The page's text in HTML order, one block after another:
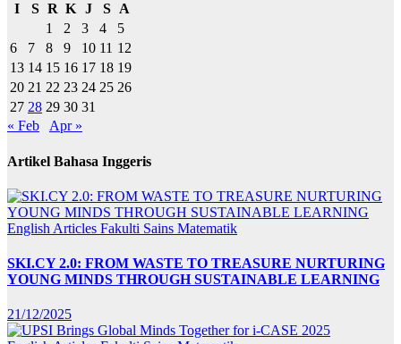
I
S R K J S
A
1
2 3 4
5
6
7 8 9 10 11 12
13 14 15 16 17 18 19
20 21 22 23 24 25 26
27 28 29 30 31
« Feb
Apr »
Artikel Bahasa Inggeris
English Articles Fakulti Sains Matematik
SKI.CY 2.0: FROM WASTE TO TREASURE NURTURING
YOUNG MINDS THROUGH SUSTAINABLE LEARNING
21/12/2025